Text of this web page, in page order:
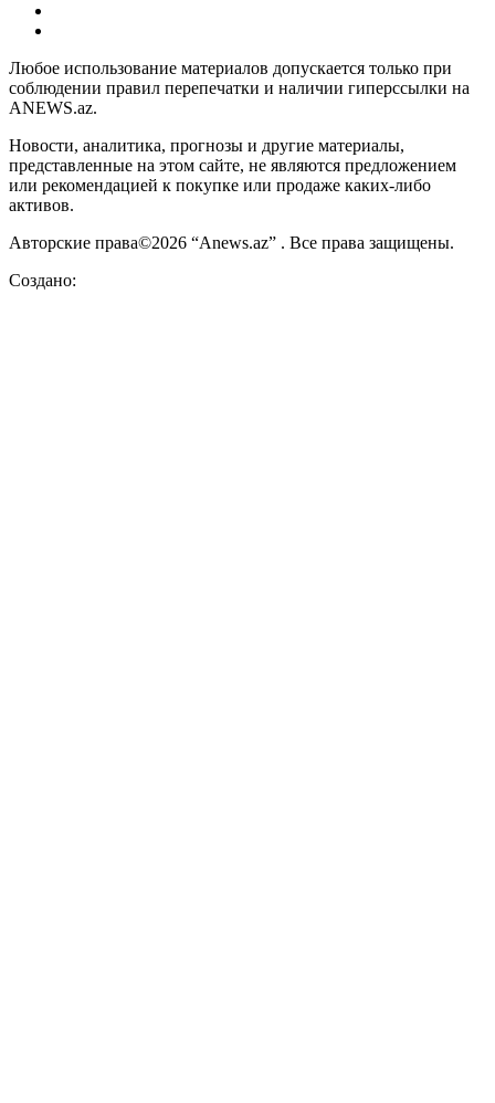
Любое использование материалов допускается только при
соблюдении правил перепечатки и наличии гиперссылки на
ANEWS.az.
Новости, аналитика, прогнозы и другие материалы,
представленные на этом сайте, не являются предложением
или рекомендацией к покупке или продаже каких-либо
активов.
Авторские права©2026 “Anews.az” . Все права защищены.
Создано: